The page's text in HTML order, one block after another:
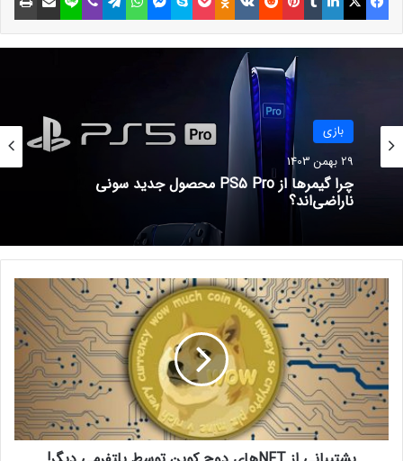
بود اما نمی‌خواهم بیش از حد به سمت
سبک‌های دلهره‌آور یا حتی ترسناک پیش
مطلب پیشنهادی:
۱۰ بازی ویدیویی برتر برای طرفداران انیمه Demon
Slayerبرای نابودی شیاطین آماده‌اید؟
نوشته های مشابه
داستان بسته الحاقی بازی
Cyberpunk 2077 لو رفت
6 خرداد 1401
تهیه‌کننده Final Fantasy 16 به
احتمال عرضه نسخه پی‌سی واکنش
نشان داد
بازی
29 بهمن 1403
چرا گیمرها از PS5 Pro محصول جدید سونی
ناراضی‌اند؟
ش
ت
ی
ب
ا
ن
ی
ا